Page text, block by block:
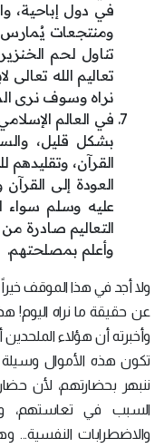
في دول إباحية،
ومنتجعات يُمارس
تناول لحم
تعاليم الله تعالى
نراه وسوف نرى
في العالم
بشكل قليل،
القرآن،
العودة إلى
عليه وسلم سواء
التعاليم صادرة
وأعلم بمصلحتهم.
ولا أجد في هذا الموقف خيراً
عن حقيقة ما نراه اليوم!
وأخبرته أن هؤلاء
تكون هذه الأموال وسيلة
ننبهر بحضارتهم، لأن
السبب في
والاضطرابات النفسية...